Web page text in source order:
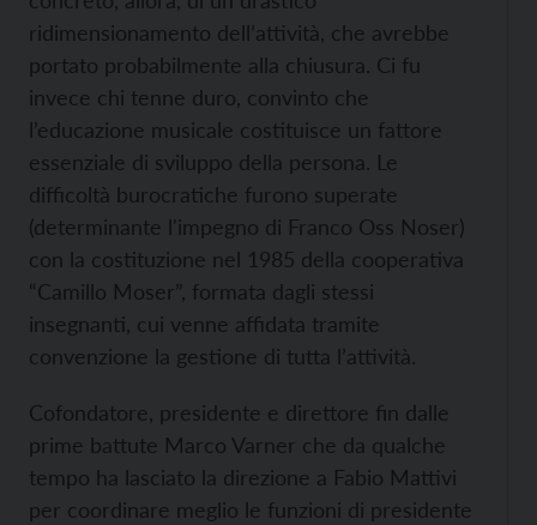
ridimensionamento dell’attività, che avrebbe
portato probabilmente alla chiusura. Ci fu
invece chi tenne duro, convinto che
l’educazione musicale costituisce un fattore
essenziale di sviluppo della persona. Le
difficoltà burocratiche furono superate
(determinante l'impegno di Franco Oss Noser)
con la costituzione nel 1985 della cooperativa
“Camillo Moser”, formata dagli stessi
insegnanti, cui venne affidata tramite
convenzione la gestione di tutta l’attività.
Cofondatore, presidente e direttore fin dalle
prime battute Marco Varner che da qualche
tempo ha lasciato la direzione a Fabio Mattivi
per coordinare meglio le funzioni di presidente